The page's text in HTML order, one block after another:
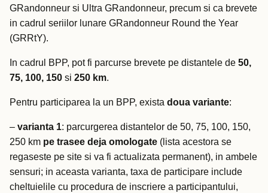
GRandonneur si Ultra GRandonneur, precum si ca brevete
in cadrul seriilor lunare GRandonneur Round the Year
(GRRtY).
In cadrul BPP, pot fi parcurse brevete pe distantele de 50,
75, 100, 150 si 250 km.
Pentru participarea la un BPP, exista doua variante:
– varianta 1: parcurgerea distantelor de 50, 75, 100, 150,
250 km pe trasee deja omologate (lista acestora se
regaseste pe site si va fi actualizata permanent), in ambele
sensuri; in aceasta varianta, taxa de participare include
cheltuielile cu procedura de inscriere a participantului,